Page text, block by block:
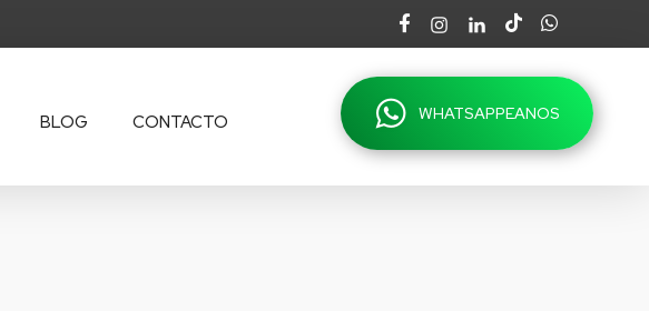
BLOG CONTACTO WHATSAPPEANOS